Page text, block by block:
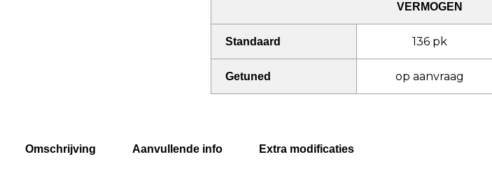
VERMOGEN
Standaard 136 pk
Getuned op aanvraag
Omschrijving Aanvullende info Extra modificaties